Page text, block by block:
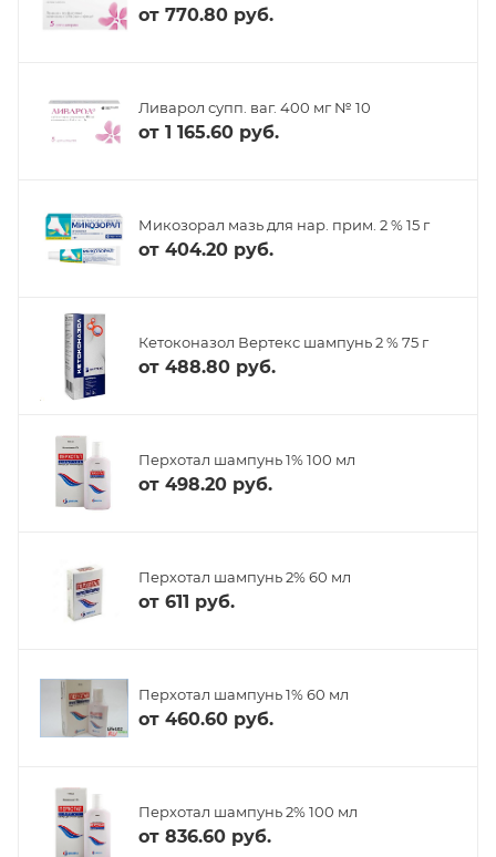
от 770.80 руб.
Ливарол супп. ваг. 400 мг № 10
от 1 165.60 руб.
Микозорал мазь для нар. прим. 2 % 15 г
от 404.20 руб.
Кетоконазол Вертекс шампунь 2 % 75 г
от 488.80 руб.
Перхотал шампунь 1% 100 мл
от 498.20 руб.
Перхотал шампунь 2% 60 мл
от 611 руб.
Перхотал шампунь 1% 60 мл
от 460.60 руб.
Перхотал шампунь 2% 100 мл
от 836.60 руб.